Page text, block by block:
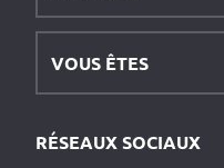
VOUS ÊTES
RÉSEAUX SOCIAUX